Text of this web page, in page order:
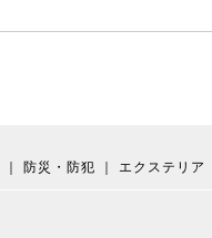
防災・防犯 エクステリア